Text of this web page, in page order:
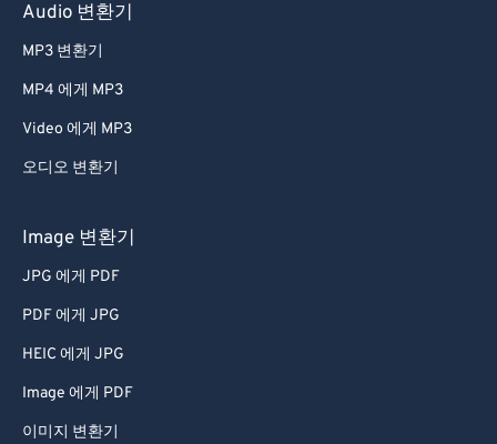
Audio 변환기
MP3 변환기
MP4 에게 MP3
Video 에게 MP3
오디오 변환기
Image 변환기
JPG 에게 PDF
PDF 에게 JPG
HEIC 에게 JPG
Image 에게 PDF
이미지 변환기